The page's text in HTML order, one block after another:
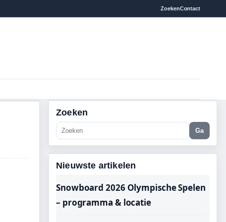
ZoekenContact
Zoeken
Ga
Nieuwste artikelen
Snowboard 2026 Olympische Spelen
– programma & locatie